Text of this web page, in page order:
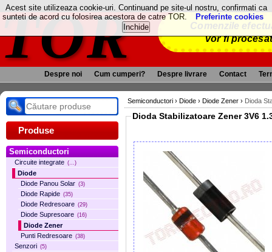
TOR
Comenzile
vor fi
Despre noi Cum cumperi? Despre livrare Contact
Produse
Semiconductori
Circuite integrate (...)
Diode
Diode Panou Solar (3)
Diode Rapide (35)
Diode Redresoare (29)
Diode Supresoare (16)
Diode Zener
Punti Redresoare (38)
Senzori (5)
Semiconductori › Diode › Diode Zener › Dioda
Acest site utilizeaza cookie-uri. Continuand pe site-ul nostru, confirmati ca
sunteti de acord cu folosirea acestora de catre TOR.
Preferinte cookies